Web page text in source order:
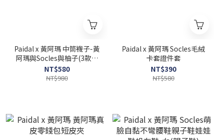
Paidal x 黃阿瑪 中筒襪子-黃
阿瑪與Socles與柚子(3款一
組，不分售)
NT$580
NT$980
Paidal x 黃阿瑪 Socles毛絨
卡套證件套
NT$390
NT$580